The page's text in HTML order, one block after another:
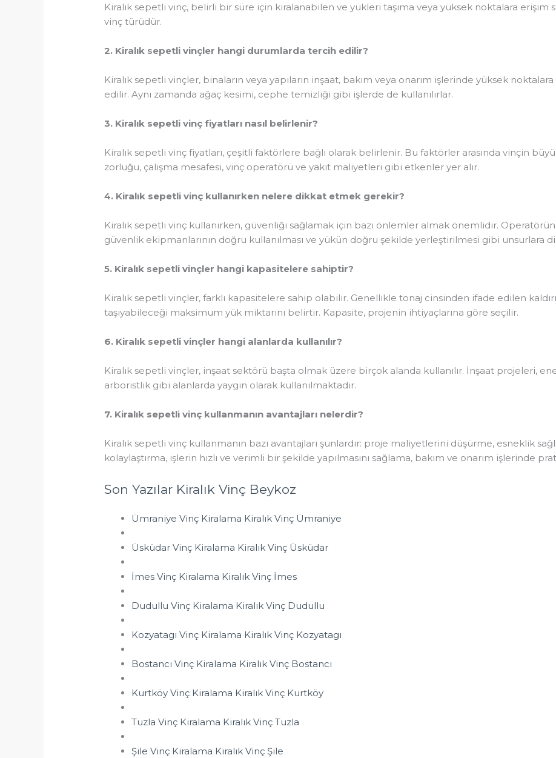
Kiralık sepetli vinç, belirli bir süre için kiralanabilen ve yükleri taşıma veya yüksek noktalara erişim
vinç türüdür.
2. Kiralık sepetli vinçler hangi durumlarda tercih edilir?
Kiralık sepetli vinçler, binaların veya yapıların inşaat, bakım veya onarım işlerinde yüksek
edilir. Aynı zamanda ağaç kesimi, cephe temizliği gibi işlerde de kullanılırlar.
3. Kiralık sepetli vinç fiyatları nasıl belirlenir?
Kiralık sepetli vinç fiyatları, çeşitli faktörlere bağlı olarak belirlenir. Bu faktörler arasında vinçin
zorluğu, çalışma mesafesi, vinç operatörü ve yakıt maliyetleri gibi etkenler yer alır.
4. Kiralık sepetli vinç kullanırken nelere dikkat etmek gerekir?
Kiralık sepetli vinç kullanırken, güvenliği sağlamak için bazı önlemler almak önemlidir.
güvenlik ekipmanlarının doğru kullanılması ve yükün doğru şekilde yerleştirilmesi gibi unsurlara
5. Kiralık sepetli vinçler hangi kapasitelere sahiptir?
Kiralık sepetli vinçler, farklı kapasitelere sahip olabilir. Genellikle tonaj cinsinden ifade edilen
taşıyabileceği maksimum yük miktarını belirtir. Kapasite, projenin ihtiyaçlarına göre seçilir.
6. Kiralık sepetli vinçler hangi alanlarda kullanılır?
Kiralık sepetli vinçler, inşaat sektörü başta olmak üzere birçok alanda kullanılır. İnşaat projeleri,
arboristlik gibi alanlarda yaygın olarak kullanılmaktadır.
7. Kiralık sepetli vinç kullanmanın avantajları nelerdir?
Kiralık sepetli vinç kullanmanın bazı avantajları şunlardır: proje maliyetlerini düşürme, esneklik
kolaylaştırma, işlerin hızlı ve verimli bir şekilde yapılmasını sağlama, bakım ve onarım işlerinde
Son Yazılar Kiralık Vinç Beykoz
Ümraniye Vinç Kiralama Kiralık Vinç Ümraniye
Üsküdar Vinç Kiralama Kiralık Vinç Üsküdar
İmes Vinç Kiralama Kiralık Vinç İmes
Dudullu Vinç Kiralama Kiralık Vinç Dudullu
Kozyatagı Vinç Kiralama Kiralık Vinç Kozyatagı
Bostancı Vinç Kiralama Kiralık Vinç Bostancı
Kurtköy Vinç Kiralama Kiralık Vinç Kurtköy
Tuzla Vinç Kiralama Kiralık Vinç Tuzla
Şile Vinç Kiralama Kiralık Vinç Şile